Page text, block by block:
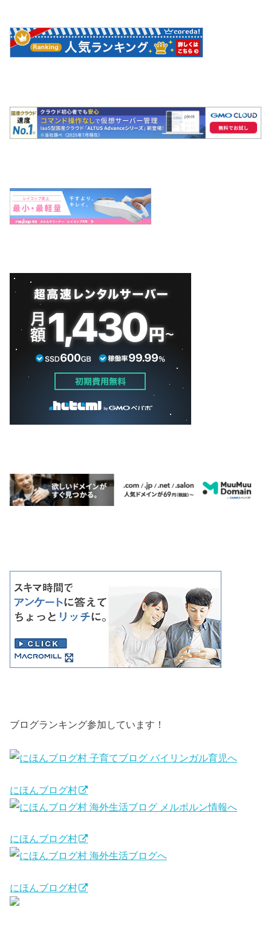
ブログランキング参加しています！
にほんブログ村
にほんブログ村
にほんブログ村